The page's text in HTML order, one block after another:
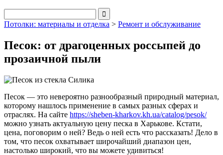
Потолки: материалы и отделка > Ремонт и обслуживание
Песок: от драгоценных россыпей до
прозаичной пыли
Песок — это невероятно разнообразный природный материал,
которому нашлось применение в самых разных сферах и
отраслях. На сайте https://sheben-kharkov.kh.ua/catalog/pesok/
можно узнать актуальную цену песка в Харькове. Кстати,
цена, поговорим о ней? Ведь о ней есть что рассказать! Дело в
том, что песок охватывает широчайший диапазон цен,
настолько широкий, что вы можете удивиться!